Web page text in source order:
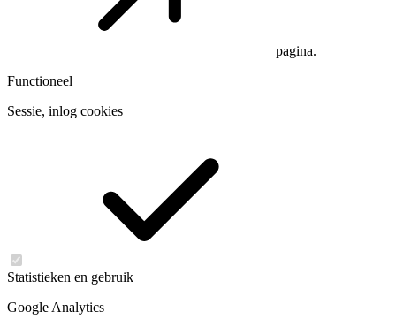
pagina.
Functioneel
Sessie, inlog cookies
Statistieken en gebruik
Google Analytics